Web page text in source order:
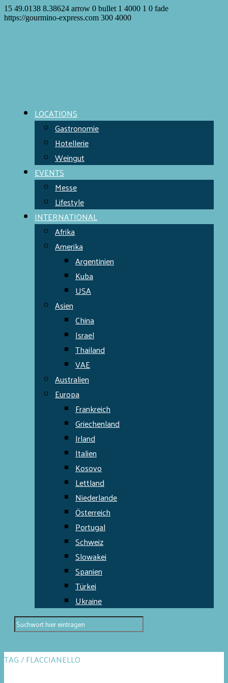
15 49.0138 8.38624 arrow 0 bullet 1 4000 1 0 fade
https://gourmino-express.com 300 4000
LOCATIONS
Gastronomie
Hotellerie
Weingut
EVENTS
Messe
Lifestyle
INTERNATIONAL
Afrika
Amerika
Argentinien
Kuba
USA
Asien
China
Israel
Thailand
VAE
Australien
Europa
Frankreich
Griechenland
Irland
Italien
Kosovo
Lettland
Niederlande
Österreich
Portugal
Schweiz
Slowakei
Spanien
Türkei
Ukraine
TAG / FLACCIANELLO